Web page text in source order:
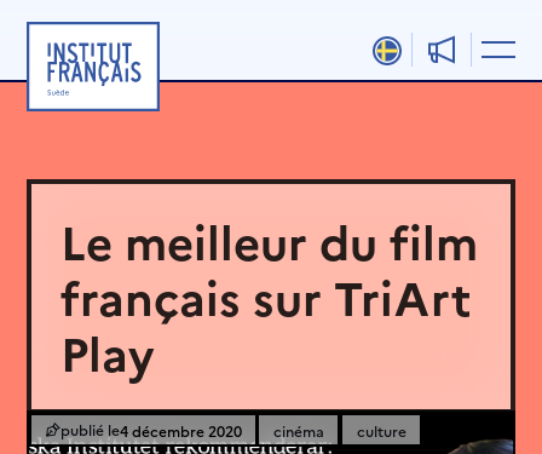
contenu
Le meilleur du film
français sur TriArt
Play
4 décembre 2020 cinéma culture